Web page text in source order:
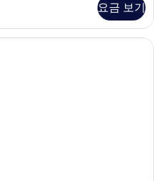
요금 보기
아파트, 침실 1개 | 거실 공간 | 스마트 TV